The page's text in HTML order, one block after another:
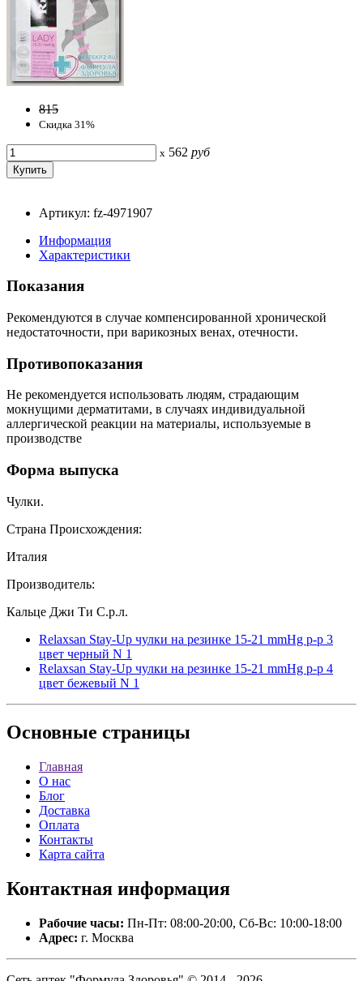
815
Скидка 31%
x 562 руб
Артикул: fz-4971907
Информация
Характеристики
Показания
Рекомендуются в случае компенсированной хронической
недостаточности, при варикозных венах, отечности.
Противопоказания
Не рекомендуется использовать людям, страдающим
мокнущими дерматитами, в случаях индивидуальной
аллергической реакции на материалы, используемые в
производстве
Форма выпуска
Чулки.
Страна Происхождения:
Италия
Производитель:
Кальце Джи Ти С.р.л.
Relaxsan Stay-Up чулки на резинке 15-21 mmHg р-р 3
цвет черный N 1
Relaxsan Stay-Up чулки на резинке 15-21 mmHg р-р 4
цвет бежевый N 1
Основные страницы
Главная
О нас
Блог
Доставка
Оплата
Контакты
Карта сайта
Контактная информация
Рабочие часы: Пн-Пт: 08:00-20:00, Сб-Вс: 10:00-18:00
Адрес: г. Москва